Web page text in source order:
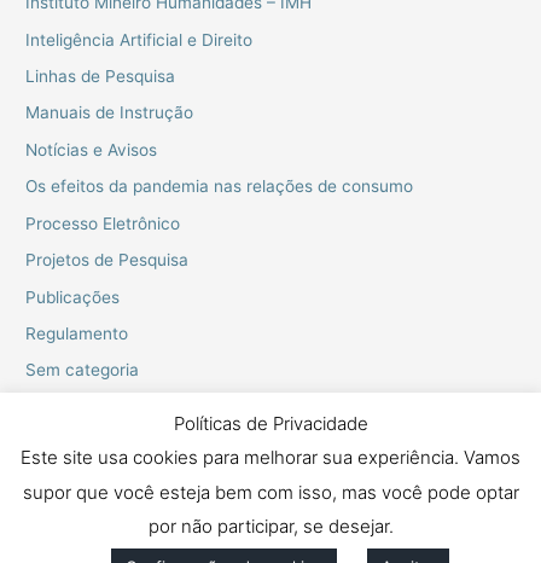
Inteligência Artificial e Direito
Linhas de Pesquisa
Manuais de Instrução
Notícias e Avisos
Os efeitos da pandemia nas relações de consumo
Processo Eletrônico
Projetos de Pesquisa
Publicações
Regulamento
Sem categoria
Copyright © 2026 Mestrado e Doutorado em Proteção dos Direitos
Fundamentais
Políticas de Privacidade
Este site usa cookies para melhorar sua experiência. Vamos
supor que você esteja bem com isso, mas você pode optar
por não participar, se desejar.